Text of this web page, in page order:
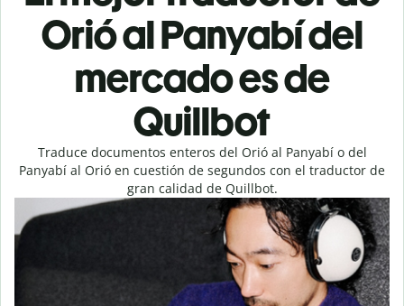
Orió al Panyabí del
mercado es de
Quillbot
Traduce documentos enteros del Orió al Panyabí o del
Panyabí al Orió en cuestión de segundos con el traductor de
gran calidad de Quillbot.